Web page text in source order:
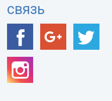
связь